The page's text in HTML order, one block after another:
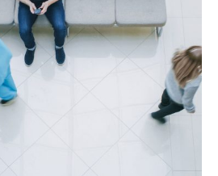
de Collecte et
des Données